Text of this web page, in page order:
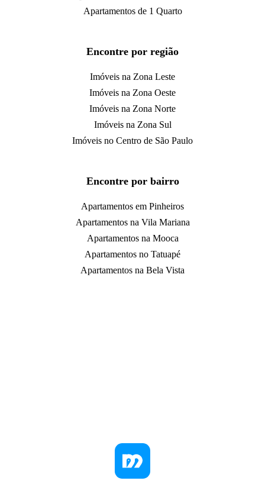
Apartamentos de 1 Quarto
Encontre por região
Imóveis na Zona Leste
Imóveis na Zona Oeste
Imóveis na Zona Norte
Imóveis na Zona Sul
Imóveis no Centro de São Paulo
Encontre por bairro
Apartamentos em Pinheiros
Apartamentos na Vila Mariana
Apartamentos na Mooca
Apartamentos no Tatuapé
Apartamentos na Bela Vista